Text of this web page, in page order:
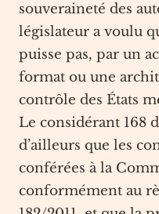
souveraineté des
législateur a voulu
puisse pas, par un
format ou une
contrôle des États
Le considérant 168
d’ailleurs que les
conférées à la
conformément au